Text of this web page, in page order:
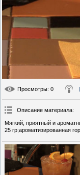
Просмотры: 0
Описание материала:
Мягкий, приятный и
25 гр;ароматизированная